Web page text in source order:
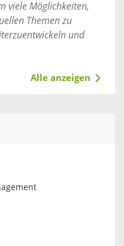
viele Möglichkeiten,
Themen zu
und
Alle anzeigen